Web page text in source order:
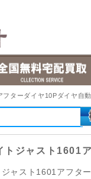
ターダイヤ10Pダイヤ自
トジャスト1601
ャスト1601アフタ